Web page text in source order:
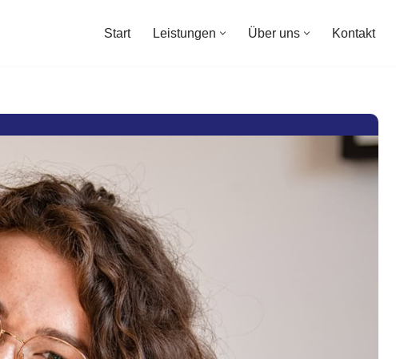
Start Leistungen Über uns Kontakt